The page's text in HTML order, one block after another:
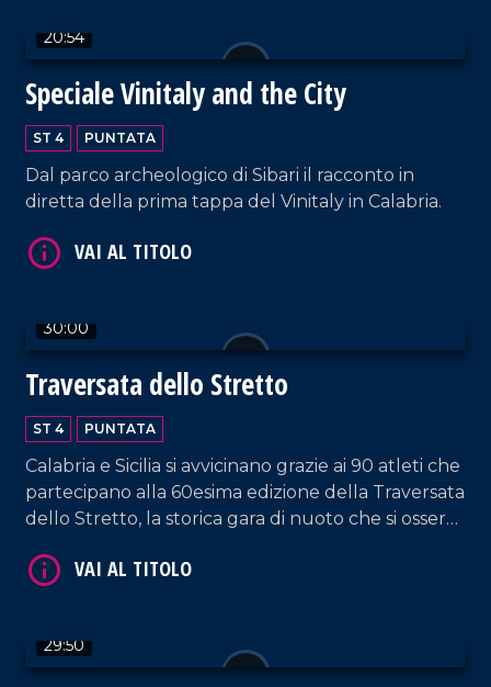
20:54
Speciale Vinitaly and the City
ST 4 PUNTATA
Dal parco archeologico di Sibari il racconto in
diretta della prima tappa del Vinitaly in Calabria.
30:00
Traversata dello Stretto
ST 4 PUNTATA
Calabria e Sicilia si avvicinano grazie ai 90 atleti che
partecipano alla 60esima edizione della Traversata
dello Stretto, la storica gara di nuoto che si osserva
29:50
VAI AL TITOLO
VAI AL TITOLO